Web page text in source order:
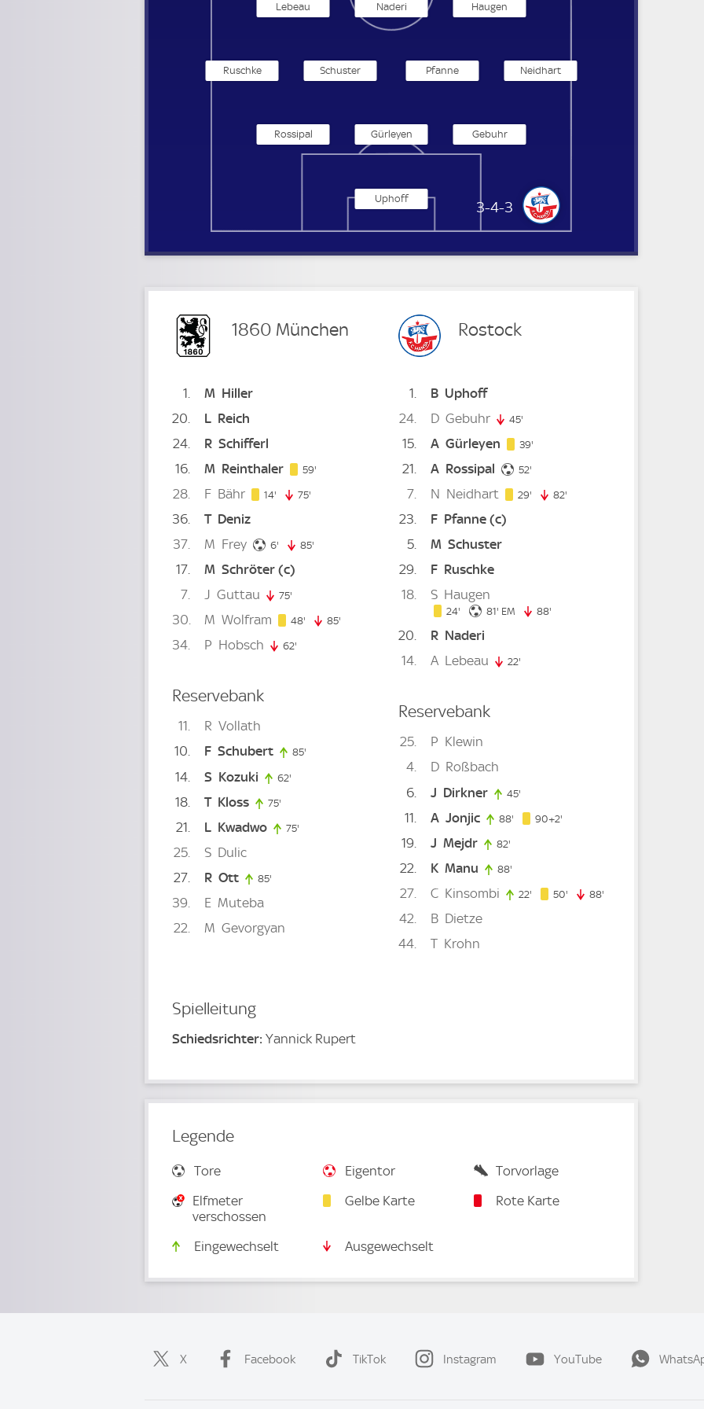
Hansa Rostock
3-4-3
Uphoff
Gebuhr
Gürleyen
Rossipal
Neidhart
Pfanne
Schuster
Ruschke
Haugen
Naderi
Lebeau
1860 München
1 M Hiller
20
L Reich
24
R Schifferl
16
M Reinthaler 59'
28 F Bähr 14' 14. minute
75'
36 T Deniz
37
M Frey 6' 6. minute
85'
17 M Schröter(c)
7
J Guttau 75'
30 M Wolfram 48' 48. minute
85'
34 P Hobsch 62'
Reservebank
11 R Vollath
10
F Schubert 85'
14 S Kozuki 62'
18 T Kloss 75'
21 L Kwadwo 75'
25 S Dulic
27
R Ott 85'
39 E Muteba
22
M Gevorgyan
Rostock
1 B Uphoff
24
D Gebuhr 45'
15 A Gürleyen 39'
21 A Rossipal 52'
7 N Neidhart 29' 29. minute
82'
23 F Pfanne(c)
5
M Schuster
29
F Ruschke
18
S Haugen
24' 24. minute
81' 81. minute
EM 88'
20 R Naderi
14
A Lebeau 22'
Reservebank
25 P Klewin
4
D Roßbach
6
J Dirkner 45'
11 A Jonjic 88' 88. minute
90+2'
19 J Mejdr 82'
22 K Manu 88'
27 C Kinsombi 22' 22. minute
50' 50. minute
88'
42 B Dietze
44
T Krohn
Spielleitung
Schiedsrichter: Yannick Rupert
Legende
Tore Eigentor
Torvorlage
Elfmeter
verschossen
Gelbe Karte Rote Karte
Eingewechselt Ausgewechselt
X Facebook TikTok Instagram YouTube